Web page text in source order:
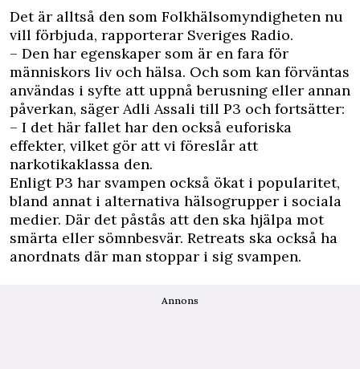
Det är alltså den som Folkhälsomyndigheten nu
vill förbjuda, rapporterar Sveriges Radio.
– Den har egenskaper som är en fara för
människors liv och hälsa. Och som kan förväntas
användas i syfte att uppnå berusning eller annan
påverkan, säger Adli Assali till P3 och fortsätter:
– I det här fallet har den också euforiska
effekter, vilket gör att vi föreslår att
narkotikaklassa den.
Enligt P3 har svampen också ökat i popularitet,
bland annat i alternativa hälsogrupper i sociala
medier. Där det påstås att den ska hjälpa mot
smärta eller sömnbesvär. Retreats ska också ha
anordnats där man stoppar i sig svampen.
Annons